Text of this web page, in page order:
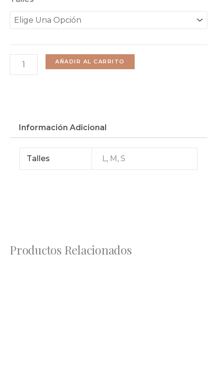
$1480.
$1184.
Kendra
Prita
Cantidad
AÑADIR AL CARRITO
Productos Relacionados
Información Adicional
Talles L, M, S